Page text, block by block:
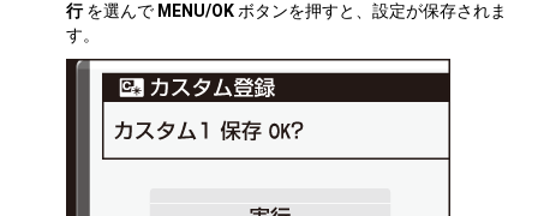
行を選んで MENU/OK ボタンを押すと、設定が保存されま
す。